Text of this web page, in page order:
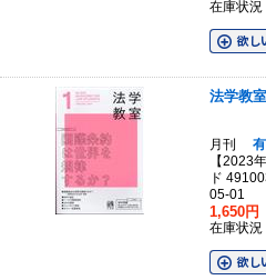
在庫状況
法学教
月刊
【2023
ド
05-01
1,650円
在庫状況